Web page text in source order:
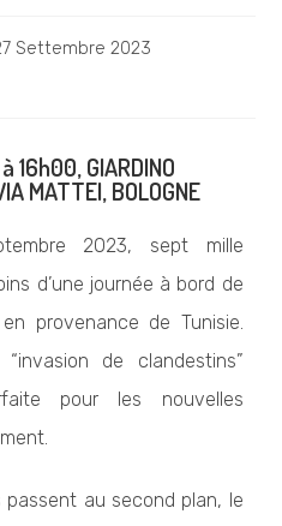
Settembre 2023
GIARDINO
MATTEI, BOLOGNE
2023, sept mille
d’une journée à bord de
provenance de Tunisie.
de clandestins”
pour les nouvelles
passent au second plan, le